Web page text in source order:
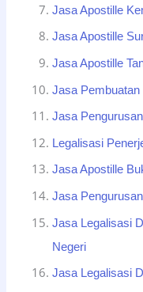
Jasa Apostille
Jasa Apostille
Jasa Apostille
Jasa
Jasa
Legalisasi
Jasa Apostille
Jasa
Jasa Legalisasi
Negeri
Jasa Legalisasi